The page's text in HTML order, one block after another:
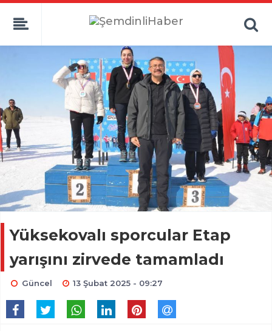
Yüksekovalı sporcular Etap
yarışını zirvede tamamladı
Güncel 13 Şubat 2025 - 09:27